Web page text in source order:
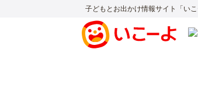
子どもとお出かけ情報サイト「い